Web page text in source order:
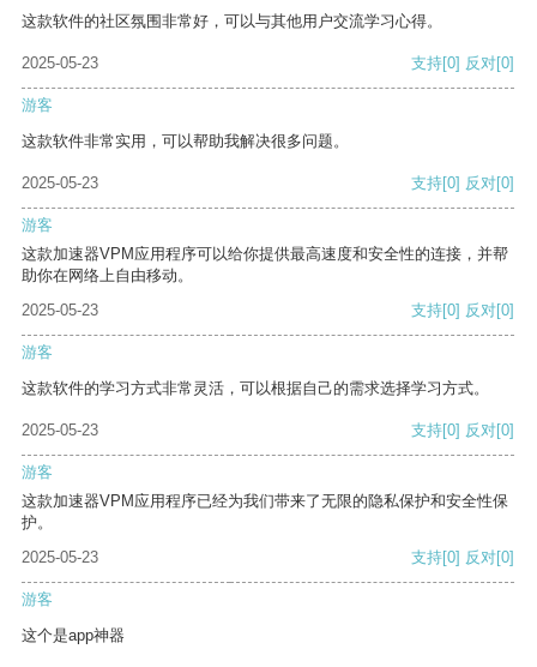
这款软件的社区氛围非常好，可以与其他用户交流学习心得。
2025-05-23 支持[0] 反对[0]
游客
这款软件非常实用，可以帮助我解决很多问题。
2025-05-23 支持[0] 反对[0]
游客
这款加速器VPM应用程序可以给你提供最高速度和安全性的连接，并帮
助你在网络上自由移动。
2025-05-23
支持[0] 反对[0]
游客
这款软件的学习方式非常灵活，可以根据自己的需求选择学习方式。
2025-05-23 支持[0] 反对[0]
游客
这款加速器VPM应用程序已经为我们带来了无限的隐私保护和安全性保
护。
2025-05-23
支持[0] 反对[0]
游客
这个是app神器